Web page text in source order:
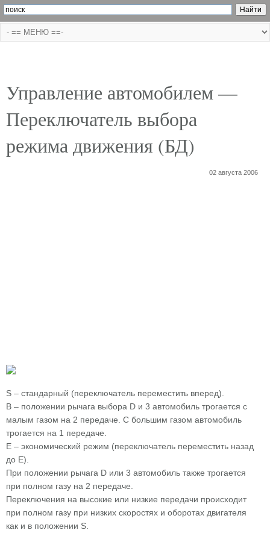
Управление автомобилем —
Переключатель выбора
режима движения (БД)
02 августа 2006
S – стандарный (переключатель переместить вперед).
В – положении рычага выбора D и 3 автомобиль трогается с
малым газом на 2 передаче. С большим газом автомобиль
трогается на 1 передаче.
Е – экономический режим (переключатель переместить назад
до Е).
При положении рычага D или 3 автомобиль также трогается
при полном газу на 2 передаче.
Переключения на высокие или низкие передачи происходит
при полном газу при низких скоростях и оборотах двигателя
как и в положении S.